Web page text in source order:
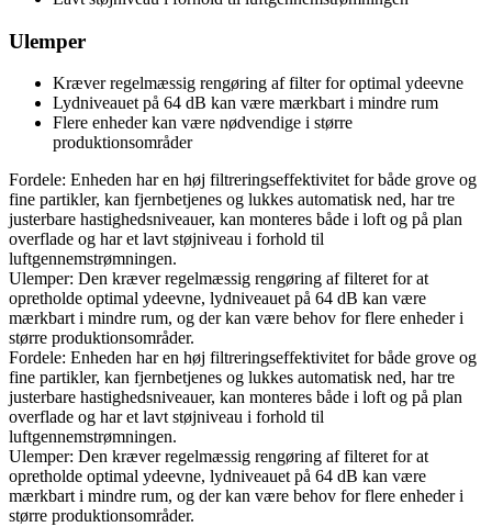
Ulemper
Kræver regelmæssig rengøring af filter for optimal ydeevne
Lydniveauet på 64 dB kan være mærkbart i mindre rum
Flere enheder kan være nødvendige i større
produktionsområder
Fordele: Enheden har en høj filtreringseffektivitet for både grove og
fine partikler, kan fjernbetjenes og lukkes automatisk ned, har tre
justerbare hastighedsniveauer, kan monteres både i loft og på plan
overflade og har et lavt støjniveau i forhold til
luftgennemstrømningen.
Ulemper: Den kræver regelmæssig rengøring af filteret for at
opretholde optimal ydeevne, lydniveauet på 64 dB kan være
mærkbart i mindre rum, og der kan være behov for flere enheder i
større produktionsområder.
Fordele: Enheden har en høj filtreringseffektivitet for både grove og
fine partikler, kan fjernbetjenes og lukkes automatisk ned, har tre
justerbare hastighedsniveauer, kan monteres både i loft og på plan
overflade og har et lavt støjniveau i forhold til
luftgennemstrømningen.
Ulemper: Den kræver regelmæssig rengøring af filteret for at
opretholde optimal ydeevne, lydniveauet på 64 dB kan være
mærkbart i mindre rum, og der kan være behov for flere enheder i
større produktionsområder.